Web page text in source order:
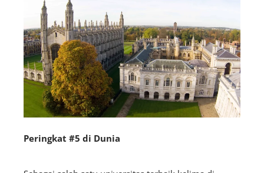
Peringkat #5 di Dunia